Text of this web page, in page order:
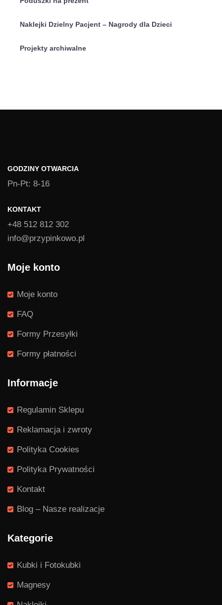
Naklejki Dzielny Pacjent – Nagrody dla Dzieci
Projekty archiwalne
GODZINY OTWARCIA
Pn-Pt: 8-16
KONTAKT
+48 512 812 302
info@przypinkowo.pl
Moje konto
Moje konto
FAQ
Formy Przesyłki
Formy płatności
Informacje
Regulamin Sklepu
Reklamacja i zwroty
Polityka Cookies
Polityka Prywatności
Kontakt
Blog – Nasze realizacje
Kategorie
Kubki i Fotokubki
Magnesy